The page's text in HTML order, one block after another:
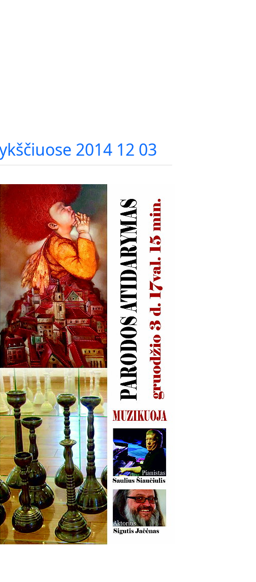
2014 12 03